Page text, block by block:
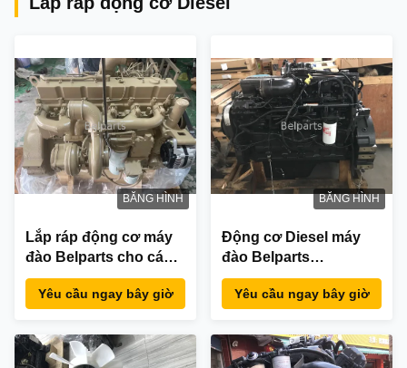
BĂNG HÌNH
Lắp ráp động cơ máy
đào Belparts cho các
bộ phận động cơ
Cummins R320LC-7
Yêu cầu ngay bây giờ
BĂNG HÌNH
Động cơ Diesel máy
đào Belparts
PC300LC-8
SAA6D114E-3 Lắp ráp
lại cho Komatsu
Yêu cầu ngay bây giờ